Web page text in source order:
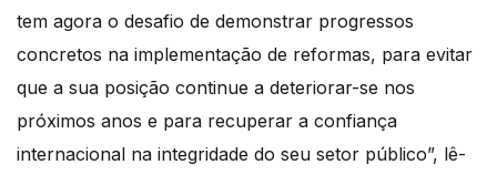
tem agora o desafio de demonstrar progressos
concretos na implementação de reformas, para evitar
que a sua posição continue a deteriorar-se nos
próximos anos e para recuperar a confiança
internacional na integridade do seu setor público”, lê-